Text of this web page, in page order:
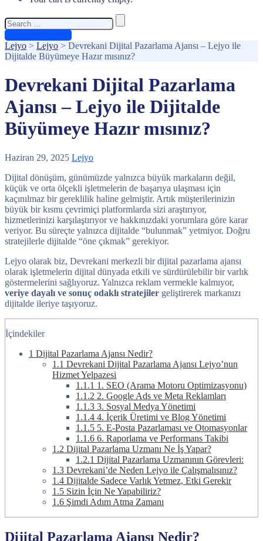
Search
for:
Lejyo > Lejyo > Devrekani Dijital Pazarlama Ajansı – Lejyo ile
Dijitalde Büyümeye Hazır mısınız?
Devrekani Dijital Pazarlama
Ajansı – Lejyo ile Dijitalde
Büyümeye Hazır mısınız?
Haziran 29, 2025 Lejyo
Dijital dönüşüm, günümüzde yalnızca büyük markaların değil,
küçük ve orta ölçekli işletmelerin de başarıya ulaşması için
kaçınılmaz bir gereklilik haline gelmiştir. Artık müşterilerinizin
büyük bir kısmı çevrimiçi platformlarda sizi araştırıyor,
hizmetlerinizi karşılaştırıyor ve hakkınızdaki yorumlara göre karar
veriyor. Bu süreçte yalnızca dijitalde “bulunmak” yetmiyor. Doğru
stratejilerle dijitalde “öne çıkmak” gerekiyor.
Lejyo olarak biz, Devrekani merkezli bir dijital pazarlama ajansı
olarak işletmelerin dijital dünyada etkili ve sürdürülebilir bir varlık
göstermelerini sağlıyoruz. Yalnızca reklam vermekle kalmıyor,
veriye dayalı ve sonuç odaklı stratejiler geliştirerek markanızı
dijitalde ileriye taşıyoruz.
İçindekiler
1 Dijital Pazarlama Ajansı Nedir?
1.1 Devrekani Dijital Pazarlama Ajansı Lejyo’nun
Hizmet Yelpazesi
1.1.1 1. SEO (Arama Motoru Optimizasyonu)
1.1.2 2. Google Ads ve Meta Reklamları
1.1.3 3. Sosyal Medya Yönetimi
1.1.4 4. İçerik Üretimi ve Blog Yönetimi
1.1.5 5. E-Posta Pazarlaması ve Otomasyonlar
1.1.6 6. Raporlama ve Performans Takibi
1.2 Dijital Pazarlama Uzmanı Ne İş Yapar?
1.2.1 Dijital Pazarlama Uzmanının Görevleri:
1.3 Devrekani’de Neden Lejyo ile Çalışmalısınız?
1.4 Dijitalde Sadece Varlık Yetmez, Etki Gerekir
1.5 Sizin İçin Ne Yapabiliriz?
1.6 Şimdi Adım Atma Zamanı
Dijital Pazarlama Ajansı Nedir?